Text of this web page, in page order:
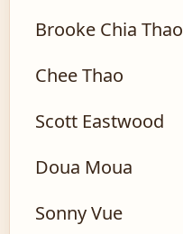
Brooke Chia Thao
Chee Thao
Scott Eastwood
Doua Moua
Sonny Vue